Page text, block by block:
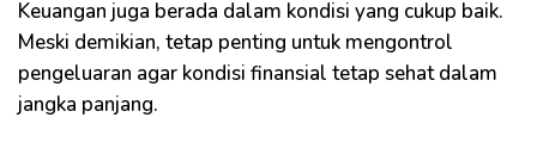
Keuangan juga berada dalam kondisi yang cukup baik.
Meski demikian, tetap penting untuk mengontrol
pengeluaran agar kondisi finansial tetap sehat dalam
jangka panjang.